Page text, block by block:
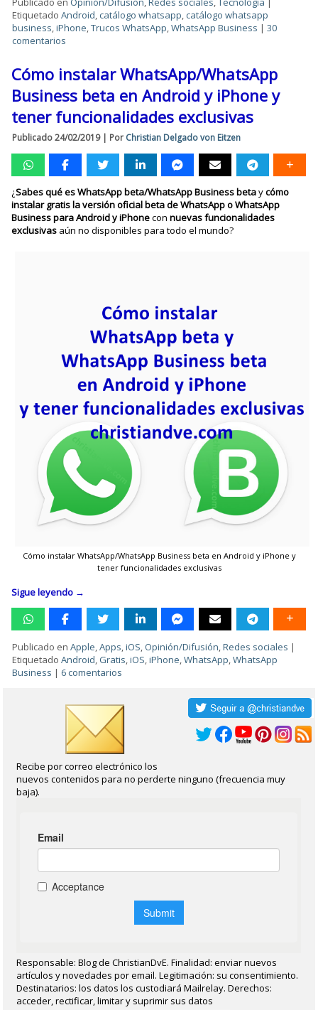
Etiquetado Android,catálogo whatsapp,catálogo whatsapp
business,iPhone,Trucos WhatsApp,WhatsApp Business |30
comentarios
Cómo instalar WhatsApp/WhatsApp
Business beta en Android y iPhone y
tener funcionalidades exclusivas
Publicado 24/02/2019| Por Christian Delgado von Eitzen
¿Sabes qué es WhatsApp beta/WhatsApp Business betaycómo
instalar gratis la versión oficial beta de WhatsApp o WhatsApp
Business para Android y iPhoneconnuevas funcionalidades
exclusivas aún no disponibles para todo el mundo?
Cómo instalar WhatsApp/WhatsApp Business beta en Android y iPhone y
tener funcionalidades exclusivas
Sigue leyendo →
Publicado en Apple,Apps,iOS, Opinión/Difusión,Redes sociales |
Etiquetado Android, Gratis,iOS,iPhone,WhatsApp,WhatsApp
Business | 6 comentarios
Recibe por correo electrónico los
nuevos contenidos para no perderte ninguno (frecuencia muy
baja).
Responsable: Blog de ChristianDvE. Finalidad: enviar nuevos
artículos y novedades por email. Legitimación: su consentimiento.
Destinatarios: los datos los custodiará Mailrelay. Derechos:
acceder, rectificar, limitar y suprimir sus datos